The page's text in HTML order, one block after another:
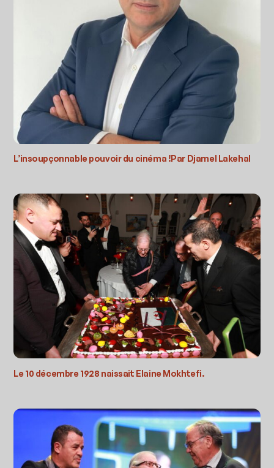
L’insoupçonnable pouvoir du cinéma !Par Djamel Lakehal
Le 10 décembre 1928 naissait Elaine Mokhtefi.